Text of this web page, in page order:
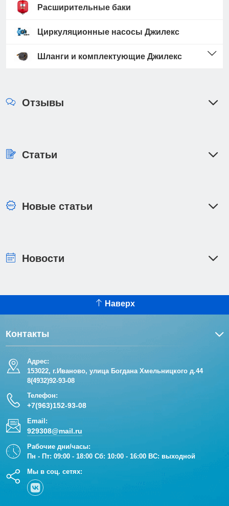
Расширительные баки
Циркуляционные насосы Джилекс
Шланги и комплектующие Джилекс
Отзывы
Статьи
Новые статьи
Новости
Наверх
Контакты
Адрес:
153022, г.Иваново, улица Богдана Хмельницкого д.44
8(4932)92-93-08
Телефон:
+7(963)152-93-08
Email:
929308@mail.ru
Рабочие дни/часы:
Пн - Пт: 09:00 - 18:00 Сб: 10:00 - 16:00 ВС: выходной
Мы в соц. сетях: